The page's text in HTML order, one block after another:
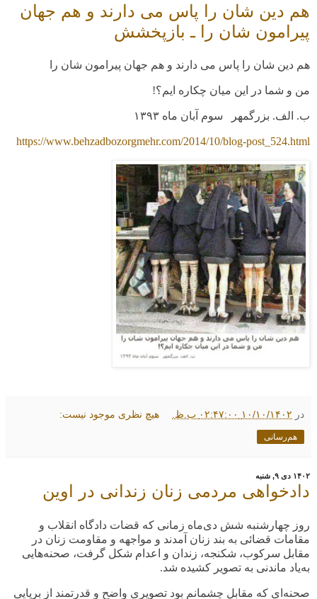
هم دین شان را پاس می دارند و هم جهان
پیرامون شان را ـ بازپخشش
هم دین شان را پاس می دارند و هم جهان پیرامون شان را
من و شما در این میان چکاره ایم؟!
ب. الف. بزرگمهر سوم آبان ماه ۱۳۹۳
https://www.behzadbozorgmehr.com/2014/10/blog-post_524.html
در ۱۰/۱۰/۱۴۰۲ ۰۲:۴۷:۰۰ ب.ظ. هیچ نظری موجود نیست:
هم‌رسانی
۱۴۰۲ دی ۹, شنبه
دادخواهی مردمی زنان زندانی در اوین
روز چهارشنبه شش دی‌ماه زمانی که قضات دادگاه انقلاب و
مقامات قضائی به بند زنان آمدند و مواجهه و مقاومت زنان در
مقابل سرکوب، شکنجه، زندان و اعدام شکل گرفت، صحنه‌هایی
به‌یاد ماندنی به تصویر کشیده شد.
صحنه‌ای که مقابل چشمانم بود تصویری واضح و قدرتمند از برپاییِ